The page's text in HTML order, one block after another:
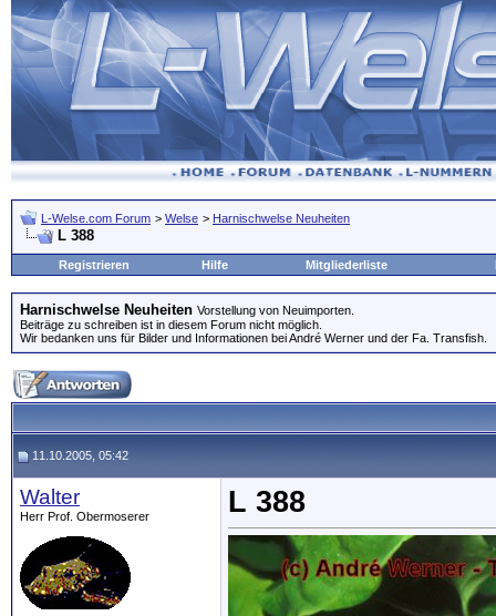
L-Welse.com Forum > Welse > Harnischwelse Neuheiten
L 388
Registrieren Hilfe Mitgliederliste
Harnischwelse Neuheiten Vorstellung von Neuimporten.
Beiträge zu schreiben ist in diesem Forum nicht möglich.
Wir bedanken uns für Bilder und Informationen bei André Werner und der Fa. Transfish.
11.10.2005, 05:42
Walter
Herr Prof. Obermoserer L 388